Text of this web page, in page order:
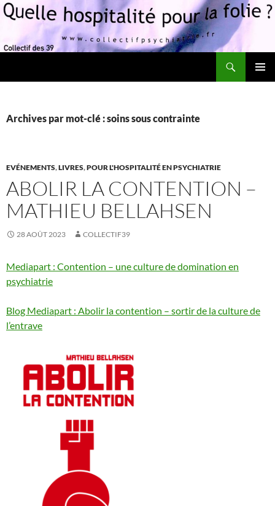
Archives par mot-clé : soins sous contrainte
EVÉNEMENTS,LIVRES,POUR L'HOSPITALITÉ EN PSYCHIATRIE
ABOLIR LA CONTENTION –
MATHIEU BELLAHSEN
28 AOÛT 2023 COLLECTIF39
Mediapart : Contention – une culture de domination en
psychiatrie
Blog Mediapart : Abolir la contention – sortir de la culture de
l’entrave